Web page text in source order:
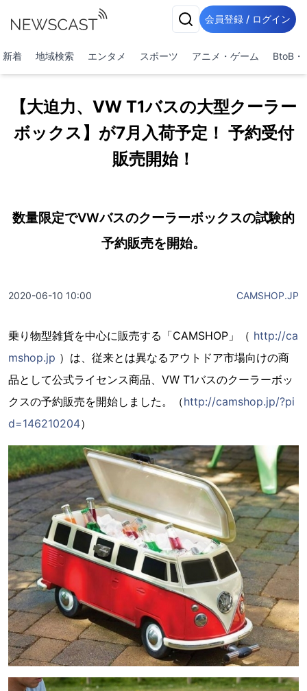
会員登録 / ログイン
新着 地域検索 エンタメ スポーツ アニメ・ゲーム BtoB・
【大迫力、VW T1バスの大型クーラー
ボックス】が7月入荷予定！ 予約受付
販売開始！
数量限定でVWバスのクーラーボックスの試験的
予約販売を開始。
2020-06-10 10:00 CAMSHOP.JP
乗り物型雑貨を中心に販売する「CAMSHOP」（ http://ca
mshop.jp ）は、従来とは異なるアウトドア市場向けの商
品として公式ライセンス商品、VW T1バスのクーラーボッ
クスの予約販売を開始しました。（http://camshop.jp/?pi
d=146210204）